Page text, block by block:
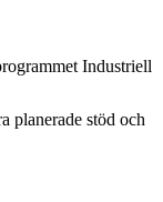
Industriell
planerade stöd och